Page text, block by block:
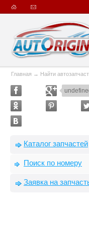
Главная → Найти
Каталог запчастей
Поиск по номеру
Заявка на